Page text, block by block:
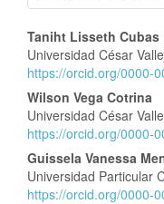
Contenido
principal
del
artículo
Taniht Lisseth Cubas
Universidad César
https://orcid.org/0000-
Wilson Vega Cotrina
Universidad César
https://orcid.org/0000-
Guissela Vanessa
Universidad Particular
https://orcid.org/0000-